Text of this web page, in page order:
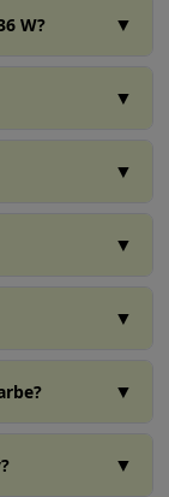
W? ▼
▼
▼
▼
▼
▼
▼